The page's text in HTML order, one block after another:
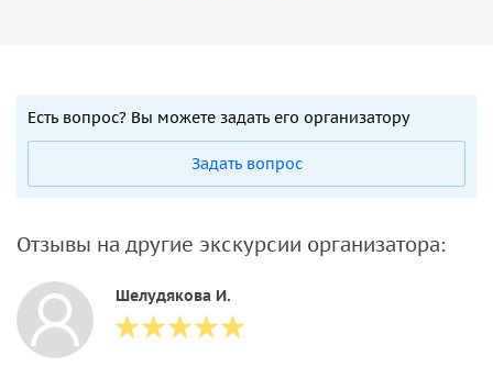
Есть вопрос? Вы можете задать его организатору
Задать вопрос
Отзывы на другие экскурсии организатора:
Шелудякова И.